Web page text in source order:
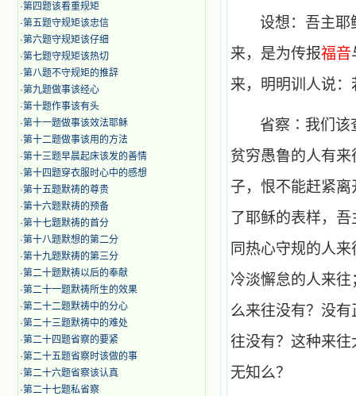
·第四题该看重规矩
·第五题守规矩该忠信
·第六题守规矩该仔细
·第七题守规矩该热切
·第八题不守规矩的推辞
·第九题做事该经心
·第十题作事该有头
·第十一题做事该效法耶稣
·第十二题做事该用的方法
·第十三题早晨起床该发的善情
·第十四题穿衣服时心中的感想
·第十五题默祷的尊贵
·第十六题默祷的预备
·第十七题默祷的首分
·第十八题默想的第二分
·第十九题默祷的第三分
·第二十题默祷以后的奉献
·第二十一题默祷所生的效果
·第二十二题默祷中的分心
·第二十三题默祷中的难处
·第二十四题省察的要紧
·第二十五题省察时该做的事
·第二十六题省察该认真
·第二十七题私省察
设想：吾主耶
来，是为传报福音
来，明明训人说
省察∶我们该
贫穷愚鲁的人有
子，恨不能赶紧
了耶稣的表样，
同热心守规的人
冷淡懈怠的人来
么来往没有？没
往没有？这种来
无知么？